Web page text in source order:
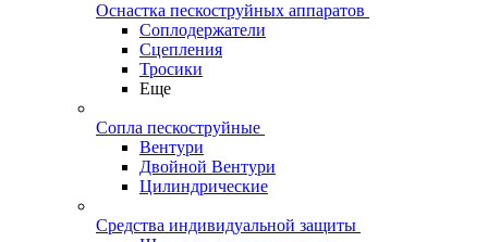
Оснастка пескоструйных аппаратов
Соплодержатели
Сцепления
Тросики
Еще
Сопла пескоструйные
Вентури
Двойной Вентури
Цилиндрические
Средства индивидуальной защиты